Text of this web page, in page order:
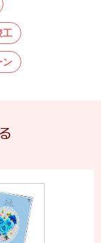
工
ン